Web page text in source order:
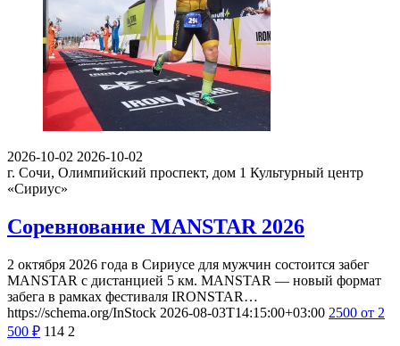
2026-10-02 2026-10-02
г. Сочи, Олимпийский проспект, дом 1 Культурный центр
«Сириус»
Соревнование MANSTAR 2026
2 октября 2026 года в Сириусе для мужчин состоится забег
MANSTAR с дистанцией 5 км. MANSTAR — новый формат
забега в рамках фестиваля IRONSTAR…
https://schema.org/InStock 2026-08-03T14:15:00+03:00 2500 от 2
500 ₽ 114 2